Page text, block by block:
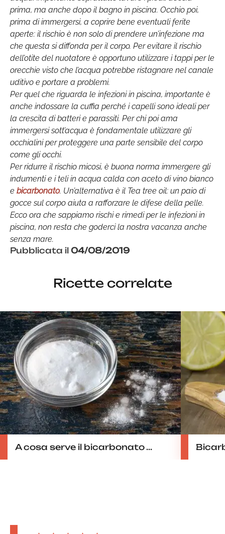
prima, ma anche dopo il bagno in piscina. Occhio poi,
prima di immergersi, a coprire bene eventuali ferite
aperte: il rischio è non solo di prendere un’infezione ma
che questa si diffonda per il corpo. Per evitare il rischio
dell’otite del nuotatore è opportuno utilizzare i tappi per le
orecchie visto che l’acqua potrebbe ristagnare nel canale
uditivo e portare a problemi.
Per quel che riguarda le infezioni in piscina, importante è
anche indossare la cuffia perché i capelli sono ideali per
la crescita di batteri e parassiti. Per chi poi ama
immergersi sott’acqua è fondamentale utilizzare gli
occhialini per proteggere una parte sensibile del corpo
come gli occhi.
Per ridurre il rischio micosi, è buona norma immergere gli
indumenti e i teli in acqua calda con aceto di vino bianco
e bicarbonato. Un’alternativa è il Tea tree oil: un paio di
gocce sul corpo aiuta a rafforzare le difese della pelle.
Ecco ora che sappiamo rischi e rimedi per le infezioni in
piscina, non resta che goderci la nostra vacanza anche
senza mare.
Pubblicata il 04/08/2019
Ricette correlate
A cosa serve il bicarbonato ...